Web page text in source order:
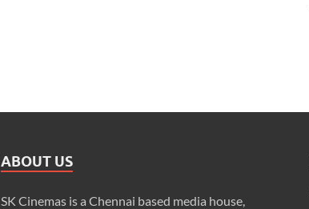
ABOUT US
SK Cinemas is a Chennai based media house,